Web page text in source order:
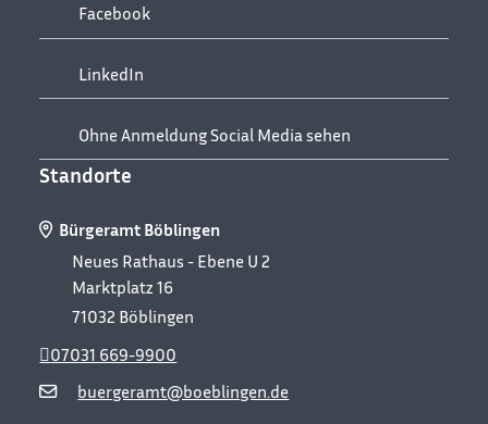
Facebook
LinkedIn
Ohne Anmeldung Social Media sehen
Standorte
Bürgeramt Böblingen
Neues Rathaus - Ebene U 2
Marktplatz 16
71032 Böblingen
buergeramt@boeblingen.de
07031 669-9900